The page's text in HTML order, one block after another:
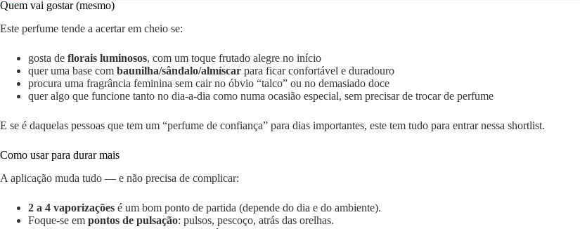
Quem vai gostar (mesmo)
Este perfume tende a acertar em cheio se:
gosta de florais luminosos, com um toque frutado alegre no início
quer uma base com baunilha/sândalo/almíscar para ficar confortável e duradouro
procura uma fragrância feminina sem cair no óbvio “talco” ou no demasiado doce
quer algo que funcione tanto no dia-a-dia como numa ocasião especial, sem precisar de trocar de perfume
E se é daquelas pessoas que tem um “perfume de confiança” para dias importantes, este tem tudo para entrar nessa shortlist.
Como usar para durar mais
A aplicação muda tudo — e não precisa de complicar:
2 a 4 vaporizações é um bom ponto de partida (depende do dia e do ambiente).
Foque-se em pontos de pulsação: pulsos, pescoço, atrás das orelhas.